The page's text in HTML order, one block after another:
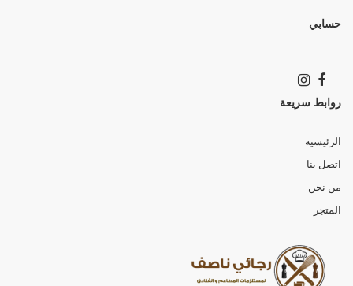
حسابي
روابط سريعة
الرئيسيه
اتصل بنا
من نحن
المتجر